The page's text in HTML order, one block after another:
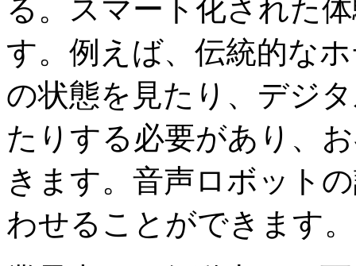
る。スマート化された
す。例えば、伝統的な
の状態を見たり、デジ
たりする必要があり、
きます。音声ロボット
わせることができます。